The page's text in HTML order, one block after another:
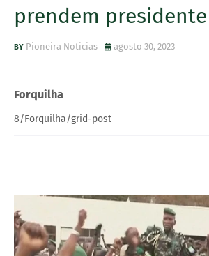
prendem presidente
Pioneira Noticias agosto 30, 2023
Forquilha
8/Forquilha/grid-post